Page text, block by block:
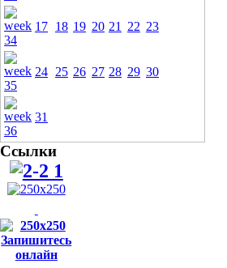
17 18 19 20 21 22 23
24 25 26 27 28 29 30
31
Ссылки